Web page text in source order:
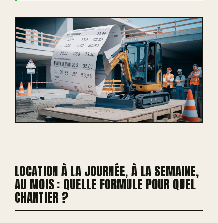
LOCATION À LA JOURNÉE, À LA SEMAINE,
AU MOIS : QUELLE FORMULE POUR QUEL
CHANTIER ?